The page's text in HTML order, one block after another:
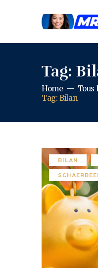
Tag:
Home
Tous
Tag: Bilan
BILAN